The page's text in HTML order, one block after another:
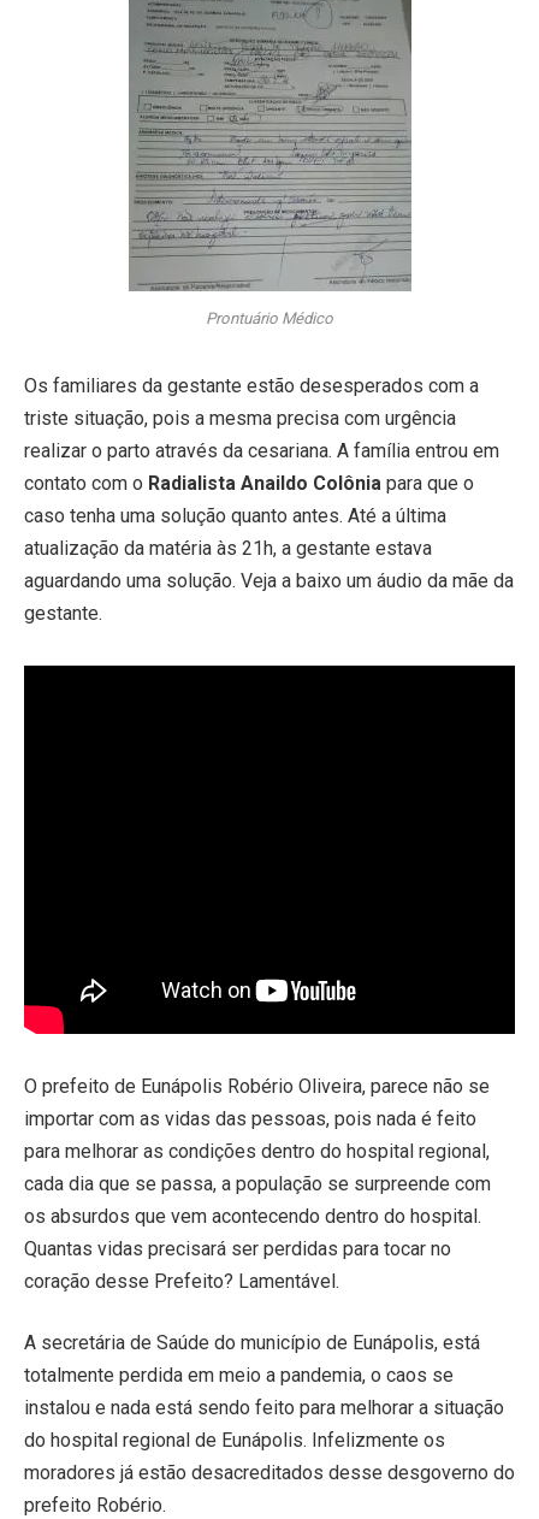
Prontuário Médico
Os familiares da gestante estão desesperados com a
triste situação, pois a mesma precisa com urgência
realizar o parto através da cesariana. A família entrou em
contato com o Radialista Anaildo Colônia para que o
caso tenha uma solução quanto antes. Até a última
atualização da matéria às 21h, a gestante estava
aguardando uma solução. Veja a baixo um áudio da mãe da
gestante.
O prefeito de Eunápolis Robério Oliveira, parece não se
importar com as vidas das pessoas, pois nada é feito
para melhorar as condições dentro do hospital regional,
cada dia que se passa, a população se surpreende com
os absurdos que vem acontecendo dentro do hospital.
Quantas vidas precisará ser perdidas para tocar no
coração desse Prefeito? Lamentável.
A secretária de Saúde do município de Eunápolis, está
totalmente perdida em meio a pandemia, o caos se
instalou e nada está sendo feito para melhorar a situação
do hospital regional de Eunápolis. Infelizmente os
moradores já estão desacreditados desse desgoverno do
prefeito Robério.